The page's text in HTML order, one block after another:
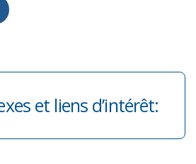
et liens d’intérêt: